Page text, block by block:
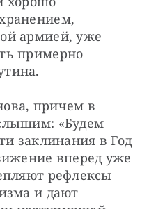
армией, уже
примерно
причем в
«Будем
заклинания в Год
вперед уже
рефлексы
и дают